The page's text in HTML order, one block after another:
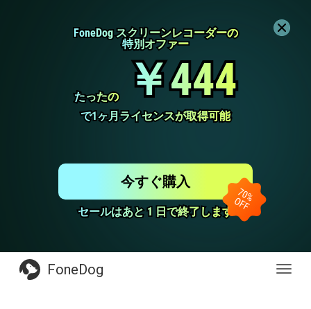
FoneDog スクリーンレコーダーの
FoneDog スクリーンレコーダーの
特別オファー
特別オファー
たったの
たったの ￥444
￥444
で1ヶ月ライセンスが取得可能
で1ヶ月ライセンスが取得可能
セールはあと 1 日で終了します
セールはあと 1 日で終了します
今すぐ購入
FoneDog